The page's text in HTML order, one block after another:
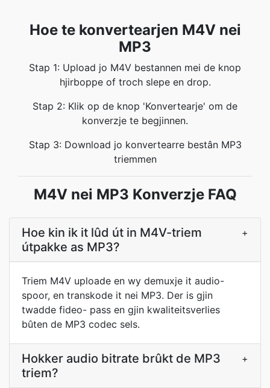
Hoe te konvertearjen M4V nei
MP3
Stap 1: Upload jo M4V bestannen mei de knop
hjirboppe of troch slepe en drop.
Stap 2: Klik op de knop 'Konvertearje' om de
konverzje te begjinnen.
Stap 3: Download jo konvertearre bestân MP3
triemmen
M4V nei MP3 Konverzje FAQ
Hoe kin ik it lûd út in M4V-triem
útpakke as MP3?
+
Triem M4V uploade en wy demuxje it audio-
spoor, en transkode it nei MP3. Der is gjin
twadde fideo- pass en gjin kwaliteitsverlies
bûten de MP3 codec sels.
Hokker audio bitrate brûkt de MP3
triem?
+